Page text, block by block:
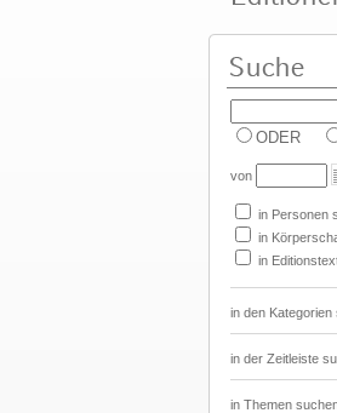
ODER
von
in Personen
in
in
in den Kategorien
in der Zeitleiste
in Themen